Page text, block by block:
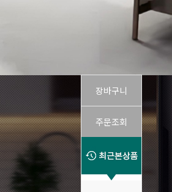
장바구니
주문조회